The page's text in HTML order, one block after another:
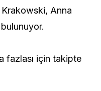
Anna
fazlası için takipte